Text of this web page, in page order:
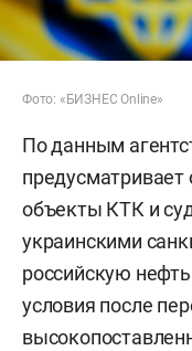
Фото: «БИЗНЕС Online»
По данным
предусматривает
объекты КТК и
украинскими
российскую
условия после